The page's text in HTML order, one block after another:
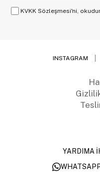
KVKK Sözleşmesi'ni,
INSTAGRAM
YARDIMA